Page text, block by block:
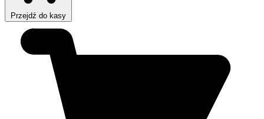
Przejdź do kasy